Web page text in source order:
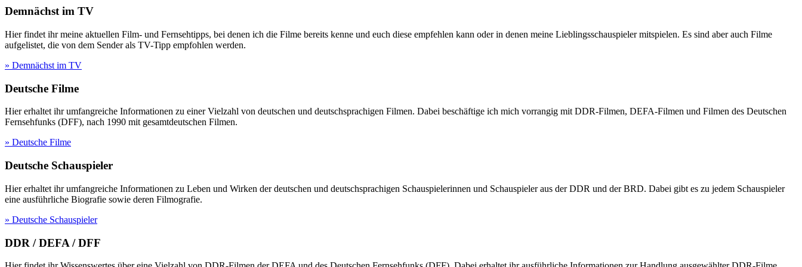
Demnächst im TV
Hier findet ihr meine aktuellen Film- und Fernsehtipps, bei denen ich die Filme bereits kenne und euch diese empfehlen kann oder in denen meine Lieblingsschauspieler mitspielen. Es sind aber auch Filme
aufgelistet, die von dem Sender als TV-Tipp empfohlen werden.
» Demnächst im TV
Deutsche Filme
Hier erhaltet ihr umfangreiche Informationen zu einer Vielzahl von deutschen und deutschsprachigen Filmen. Dabei beschäftige ich mich vorrangig mit DDR-Filmen, DEFA-Filmen und Filmen des Deutschen
Fernsehfunks (DFF), nach 1990 mit gesamtdeutschen Filmen.
» Deutsche Filme
Deutsche Schauspieler
Hier erhaltet ihr umfangreiche Informationen zu Leben und Wirken der deutschen und deutschsprachigen Schauspielerinnen und Schauspieler aus der DDR und der BRD. Dabei gibt es zu jedem Schauspieler
eine ausführliche Biografie sowie deren Filmografie.
» Deutsche Schauspieler
DDR / DEFA / DFF